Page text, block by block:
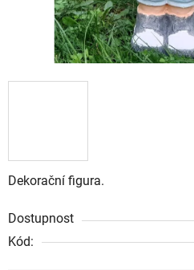
Dekorační figura.
Dostupnost
Kód: